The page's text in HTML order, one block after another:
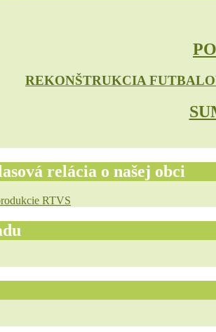
REKONŠTRUKCIA
relácia o našej obci